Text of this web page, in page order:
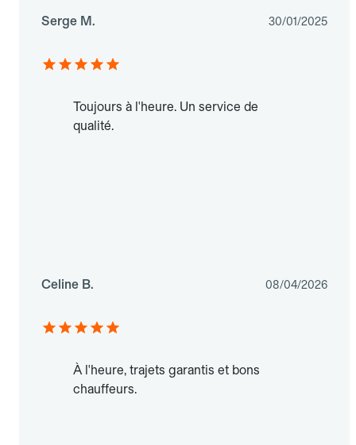
Serge M. 30/01/2025
Toujours à l'heure. Un service de
qualité.
Celine B. 08/04/2026
À l'heure, trajets garantis et bons
chauffeurs.